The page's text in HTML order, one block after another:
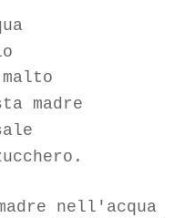
madre
nell'acqua